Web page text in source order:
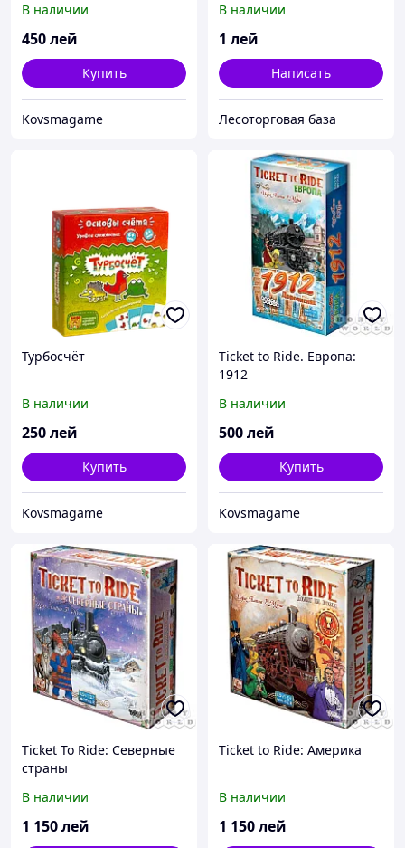
В наличии
450лей
Купить
Kovsmagame
В наличии
1 лей
Написать
Лесоторговая база
Турбосчёт
В наличии
250лей
Купить
Kovsmagame
Ticket to Ride. Европа:
1912
В наличии
500лей
Купить
Kovsmagame
Ticket To Ride: Северные
страны
В наличии
1 150лей
Ticket to Ride: Америка
В наличии
1 150лей